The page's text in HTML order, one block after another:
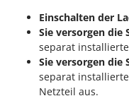
Einschalten der
Sie versorgen
separat
Sie versorgen
separat
Netzteil aus.